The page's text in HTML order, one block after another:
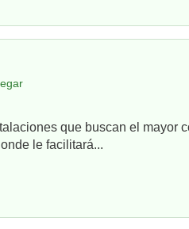
que buscan el mayor
le facilitará...